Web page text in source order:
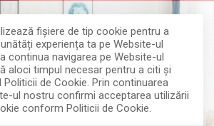
fişiere de tip cookie pentru a
experiența ta pe Website-ul
continua navigarea pe Website-ul
aloci timpul necesar pentru a citi și
de Cookie. Prin continuarea
ul nostru confirmi acceptarea utilizării
conform Politicii de Cookie.